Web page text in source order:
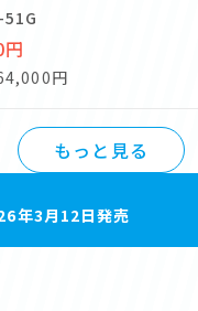
51G
円
もっと見る
年3月12日発売